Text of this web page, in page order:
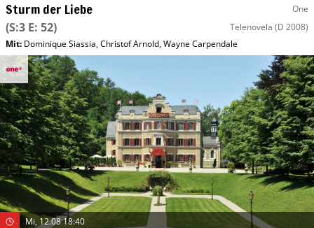
Sturm der Liebe One
(S:3 E: 52) Telenovela (D 2008)
Mit: Dominique Siassia,Christof Arnold,Wayne Carpendale
Mi, 12.08 18:40